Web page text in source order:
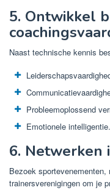
5. Ontwikkel
Naast technische kennis
Probleemoplossend
Emotionele intelligentie.
6. Netwerken
Bezoek
trainersverenigingen om je